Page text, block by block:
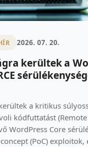
2026. 07. 20.
kerültek a
a kritikus
kódfuttatást (Remote
WordPress Core
(PoC) exploitok,